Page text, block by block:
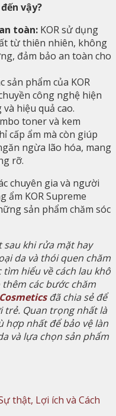
vậy?
toàn: KOR sử dụng
từ thiên nhiên, không
đảm bảo an toàn cho
sản phẩm của KOR
công nghệ hiện
hiệu quả cao.
toner và kem
cấp ẩm mà còn giúp
ngừa lão hóa, mang
rỡ.
chuyên gia và người
ẩm KOR Supreme
sản phẩm chăm sóc
sau khi rửa mặt hay
da và thói quen chăm
hiểu về cách lau khô
các bước chăm
đã chia sẻ để
trẻ. Quan trọng nhất là
hợp nhất để bảo vệ làn
và lựa chọn sản phẩm